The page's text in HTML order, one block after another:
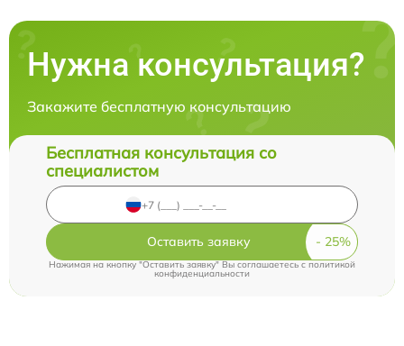
Нужна консультация?
Закажите бесплатную консультацию
Бесплатная консультация со
специалистом
Оставить заявку
Нажимая на кнопку "Оставить заявку" Вы соглашаетесь c политикой
конфиденциальности